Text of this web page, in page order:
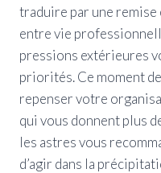
traduire par une
entre vie
pressions extérieures
priorités. Ce moment
repenser votre
qui vous donnent plus
les astres vous
d’agir dans la